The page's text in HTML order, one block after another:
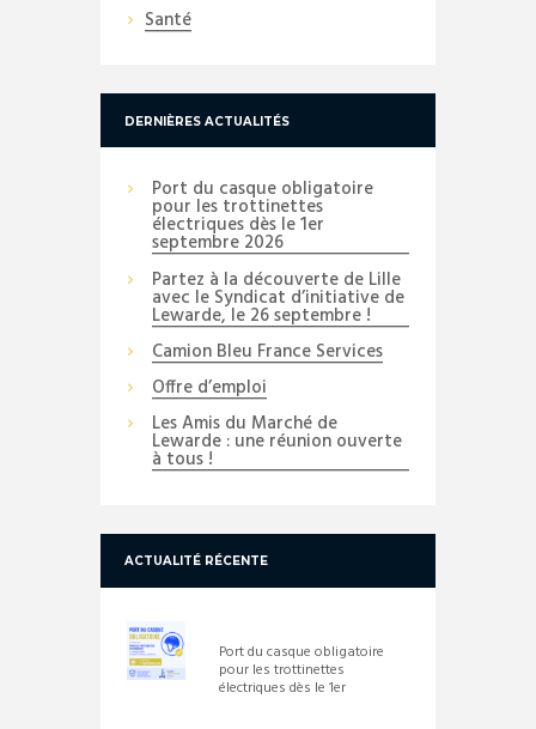
Santé
DERNIÈRES ACTUALITÉS
Port du casque obligatoire
pour les trottinettes
électriques dès le 1er
septembre 2026
Partez à la découverte de Lille
avec le Syndicat d’initiative de
Lewarde, le 26 septembre !
Camion Bleu France Services
Offre d’emploi
Les Amis du Marché de
Lewarde : une réunion ouverte
à tous !
ACTUALITÉ RÉCENTE
Port du casque obligatoire
pour les trottinettes
électriques dès le 1er